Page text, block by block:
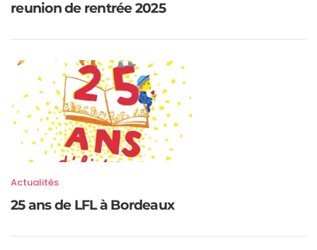
reunion de rentrée 2025
Actualités
25 ans de LFL à Bordeaux